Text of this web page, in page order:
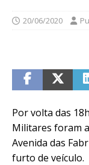
20/06/2020
Por volta das
Militares foram
Avenida das
furto de veículo.